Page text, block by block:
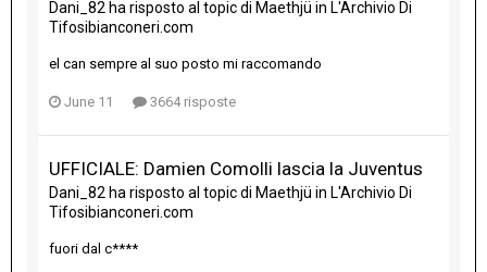
Dani_82 ha risposto al topic di Maethjü in L'Archivio Di
Tifosibianconeri.com
el can sempre al suo posto mi raccomando
June 11 3664 risposte
UFFICIALE: Damien Comolli lascia la Juventus
Dani_82 ha risposto al topic di Maethjü in L'Archivio Di
Tifosibianconeri.com
fuori dal c****